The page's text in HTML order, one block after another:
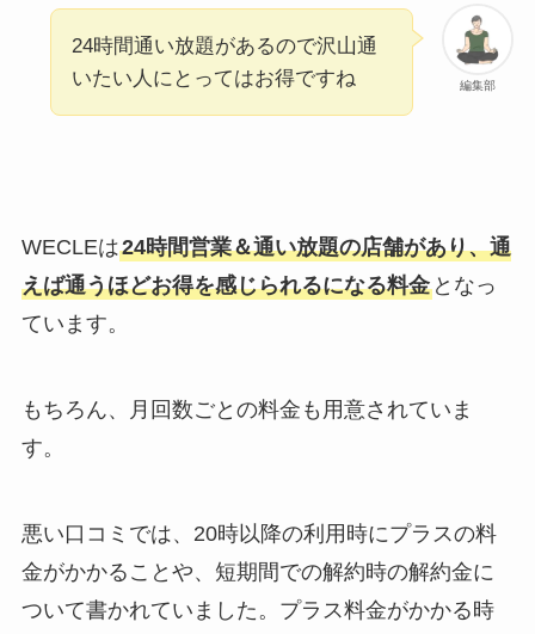
編集部
24時間通い放題があるので沢山通
いたい人にとってはお得ですね
WECLEは24時間営業＆通い放題の店舗があり、通
えば通うほどお得を感じられるになる料金となっ
ています。
もちろん、月回数ごとの料金も用意されていま
す。
悪い口コミでは、20時以降の利用時にプラスの料
金がかかることや、短期間での解約時の解約金に
ついて書かれていました。プラス料金がかかる時